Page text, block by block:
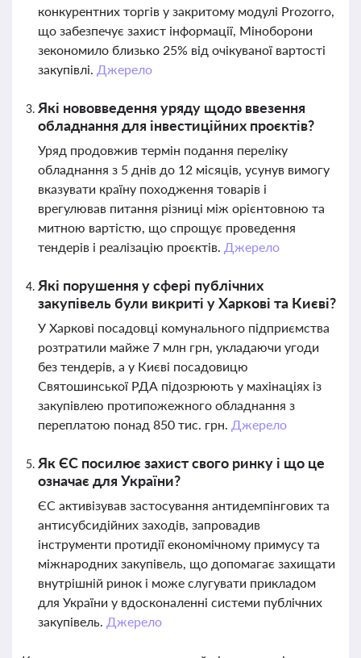
конкурентних торгів у закритому модулі Prozorro,
що забезпечує захист інформації, Міноборони
зекономило близько 25% від очікуваної вартості
закупівлі. Джерело
Які нововведення уряду щодо ввезення
обладнання для інвестиційних проєктів?
Уряд продовжив термін подання переліку
обладнання з 5 днів до 12 місяців, усунув вимогу
вказувати країну походження товарів і
врегулював питання різниці між орієнтовною та
митною вартістю, що спрощує проведення
тендерів і реалізацію проєктів. Джерело
Які порушення у сфері публічних
закупівель були викриті у Харкові та Києві?
У Харкові посадовці комунального підприємства
розтратили майже 7 млн грн, укладаючи угоди
без тендерів, а у Києві посадовицю
Святошинської РДА підозрюють у махінаціях із
закупівлею протипожежного обладнання з
переплатою понад 850 тис. грн. Джерело
Як ЄС посилює захист свого ринку і що це
означає для України?
ЄС активізував застосування антидемпінгових та
антисубсидійних заходів, запровадив
інструменти протидії економічному примусу та
міжнародних закупівель, що допомагає захищати
внутрішній ринок і може слугувати прикладом
для України у вдосконаленні системи публічних
закупівель. Джерело